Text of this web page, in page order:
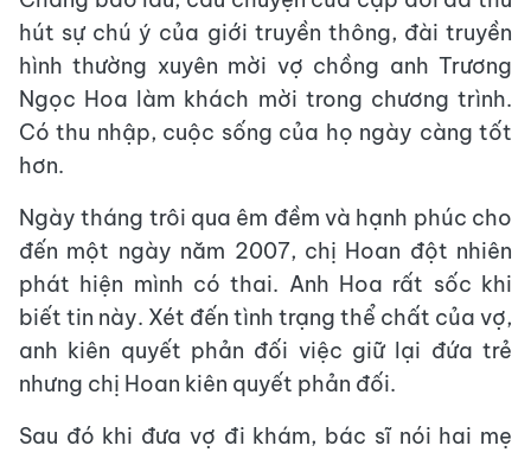
hút sự chú ý của giới truyền thông, đài truyền
hình thường xuyên mời vợ chồng anh Trương
Ngọc Hoa làm khách mời trong chương trình.
Có thu nhập, cuộc sống của họ ngày càng tốt
hơn.
Ngày tháng trôi qua êm đềm và hạnh phúc cho
đến một ngày năm 2007, chị Hoan đột nhiên
phát hiện mình có thai. Anh Hoa rất sốc khi
biết tin này. Xét đến tình trạng thể chất của vợ,
anh kiên quyết phản đối việc giữ lại đứa trẻ
nhưng chị Hoan kiên quyết phản đối.
Sau đó khi đưa vợ đi khám, bác sĩ nói hai mẹ